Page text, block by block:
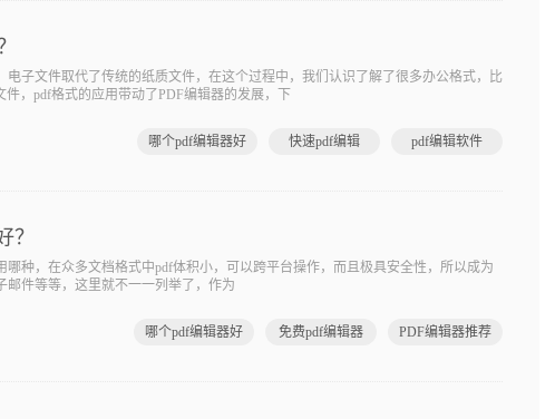
文件取代了传统的纸质文件，在这个过程中，我们认识了解了很多办公格式，比
，pdf格式的应用带动了PDF编辑器的发展，下
哪个pdf编辑器好 快速pdf编辑 pdf编辑软件
？
种，在众多文档格式中pdf体积小，可以跨平台操作，而且极具安全性，所以成为
件等等，这里就不一一列举了，作为
哪个pdf编辑器好 免费pdf编辑器 PDF编辑器推荐